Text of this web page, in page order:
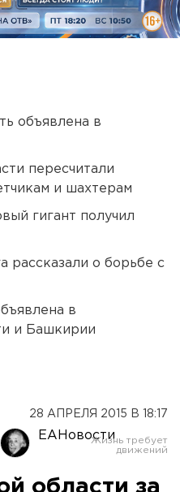
объявлена в
пересчитали
и шахтерам
гигант получил
рассказали о борьбе с
в
и Башкирии
28 АПРЕЛЯ 2015 В 18:17
ЕАНовости
области за